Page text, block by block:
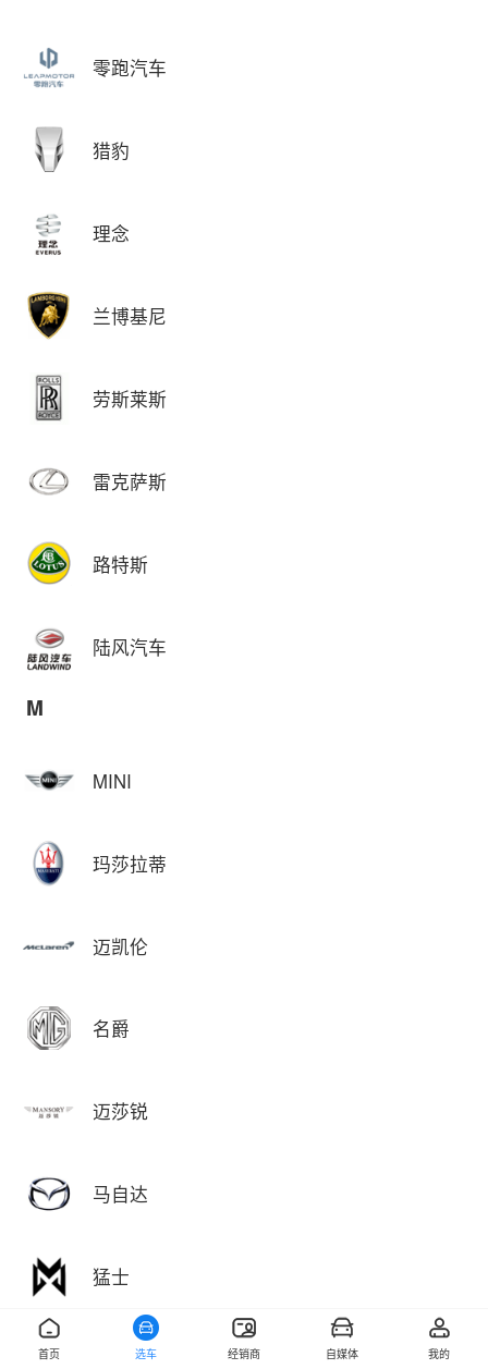
零跑汽车
猎豹
理念
兰博基尼
劳斯莱斯
雷克萨斯
路特斯
陆风汽车
M
MINI
玛莎拉蒂
迈凯伦
名爵
迈莎锐
马自达
猛士
首页 选车 经销商 自媒体 我的